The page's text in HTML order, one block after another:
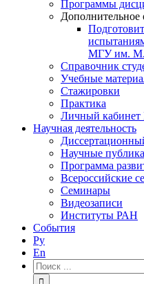
Программы
Дополнительное
МГУ им.
Справочник
Учебные
Стажировки
Практика
Личный
Научная деятельность
Научные
Программа
Всероссийские
Семинары
Видеозаписи
Институты РАН
События
Ру
En
Результат
поиска: